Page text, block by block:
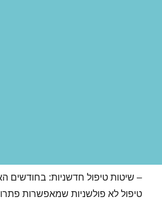
– שיטות טיפול חדשניות: בחודשים
טיפול לא פולשניות שמאפשרות